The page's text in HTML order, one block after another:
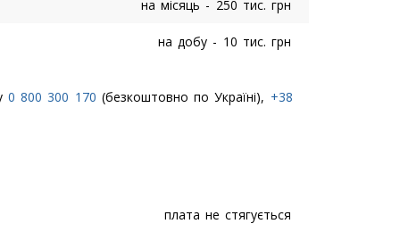
на місяць - 250 тис. грн
на добу - 10 тис. грн
0 800 300 170 (безкоштовно по Україні), +38
плата не стягується